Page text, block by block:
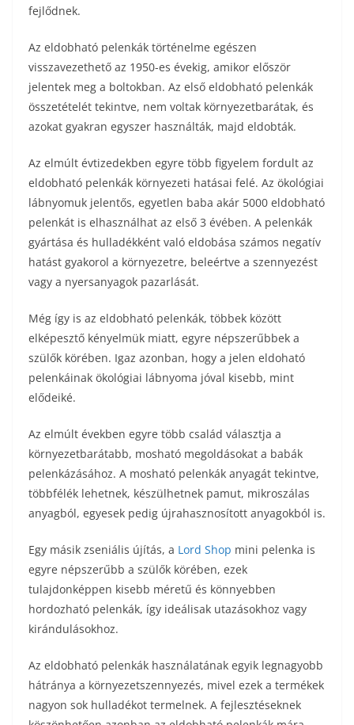
fejlődnek.
Az eldobható pelenkák történelme egészen
visszavezethető az 1950-es évekig, amikor először
jelentek meg a boltokban. Az első eldobható pelenkák
összetételét tekintve, nem voltak környezetbarátak, és
azokat gyakran egyszer használták, majd eldobták.
Az elmúlt évtizedekben egyre több figyelem fordult az
eldobható pelenkák környezeti hatásai felé. Az ökológiai
lábnyomuk jelentős, egyetlen baba akár 5000 eldobható
pelenkát is elhasználhat az első 3 évében. A pelenkák
gyártása és hulladékként való eldobása számos negatív
hatást gyakorol a környezetre, beleértve a szennyezést
vagy a nyersanyagok pazarlását.
Még így is az eldobható pelenkák, többek között
elképesztő kényelmük miatt, egyre népszerűbbek a
szülők körében. Igaz azonban, hogy a jelen eldoható
pelenkáinak ökológiai lábnyoma jóval kisebb, mint
elődeiké.
Az elmúlt években egyre több család választja a
környezetbarátabb, mosható megoldásokat a babák
pelenkázásához. A mosható pelenkák anyagát tekintve,
többfélék lehetnek, készülhetnek pamut, mikroszálas
anyagból, egyesek pedig újrahasznosított anyagokból is.
Egy másik zseniális újítás, a Lord Shop mini pelenka is
egyre népszerűbb a szülők körében, ezek
tulajdonképpen kisebb méretű és könnyebben
hordozható pelenkák, így ideálisak utazásokhoz vagy
kirándulásokhoz.
Az eldobható pelenkák használatának egyik legnagyobb
hátránya a környezetszennyezés, mivel ezek a termékek
nagyon sok hulladékot termelnek. A fejlesztéseknek